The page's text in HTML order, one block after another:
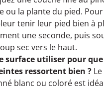
ou la plante du pied.
tenir leur pied bien à
une seconde, puis
sec vers le haut.
surface utiliser pour
ressortent bien ?
blanc ou coloré est